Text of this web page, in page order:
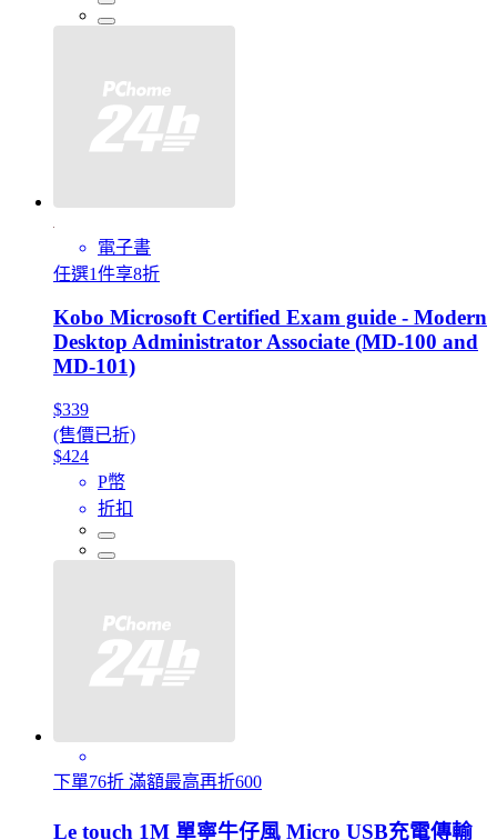
電子書
任選1件享8折
Kobo Microsoft Certified Exam guide - Modern
Desktop Administrator Associate (MD-100 and
MD-101)
$339
(售價已折)
$424
P幣
折扣
下單76折 滿額最高再折600
Le touch 1M 單寧牛仔風 Micro USB充電傳輸